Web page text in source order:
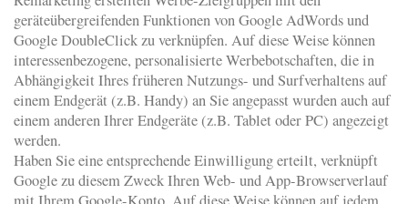
geräteübergreifenden Funktionen von Google AdWords und
Google DoubleClick zu verknüpfen. Auf diese Weise können
interessenbezogene, personalisierte Werbebotschaften, die in
Abhängigkeit Ihres früheren Nutzungs- und Surfverhaltens auf
einem Endgerät (z.B. Handy) an Sie angepasst wurden auch auf
einem anderen Ihrer Endgeräte (z.B. Tablet oder PC) angezeigt
werden.
Haben Sie eine entsprechende Einwilligung erteilt, verknüpft
Google zu diesem Zweck Ihren Web- und App-Browserverlauf